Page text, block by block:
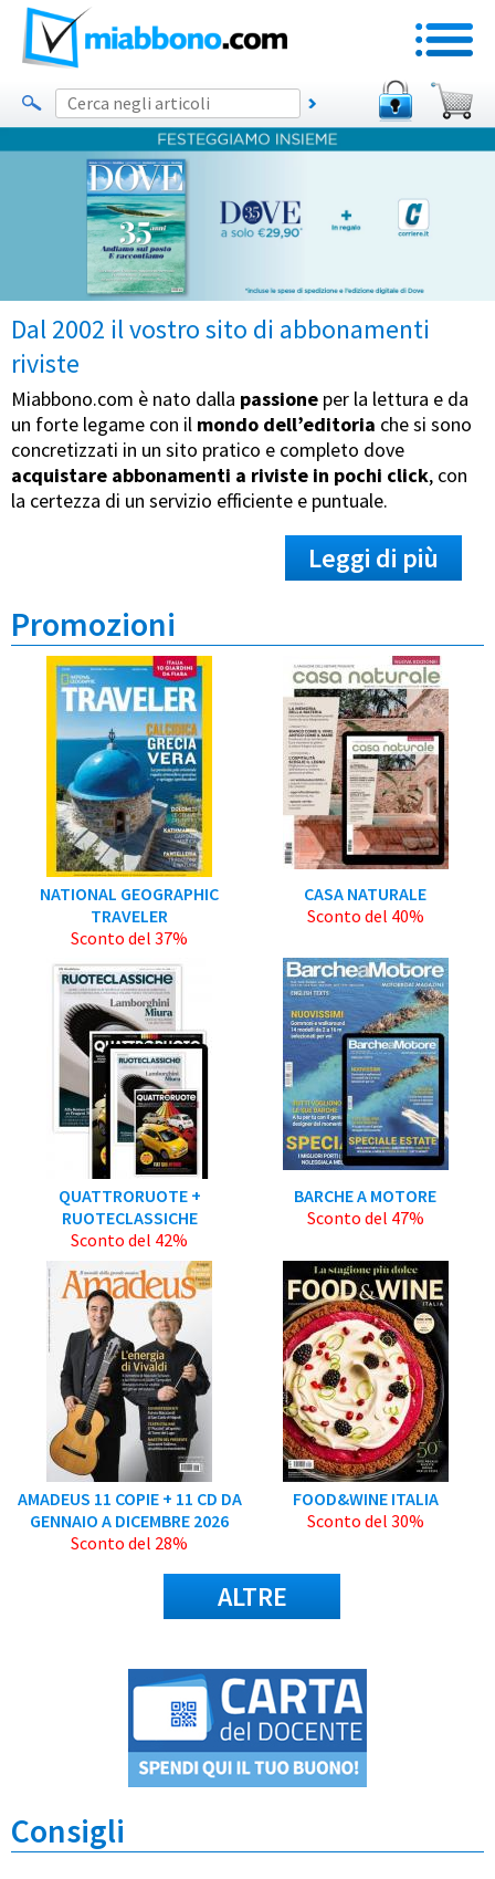
Dal 2002 il vostro sito di abbonamenti
riviste
Miabbono.com è nato dalla passione per la lettura e da
un forte legame con il mondo dell’editoria che si sono
concretizzati in un sito pratico e completo dove
acquistare abbonamenti a riviste in pochi click, con
la certezza di un servizio efficiente e puntuale.
Leggi di più
Promozioni
NATIONAL GEOGRAPHIC
TRAVELER
Sconto del 37%
CASA NATURALE
Sconto del 40%
QUATTRORUOTE +
RUOTECLASSICHE
Sconto del 42%
BARCHE A MOTORE
Sconto del 47%
AMADEUS 11 COPIE + 11 CD DA
GENNAIO A DICEMBRE 2026
Sconto del 28%
FOOD&WINE ITALIA
Sconto del 30%
ALTRE
Consigli